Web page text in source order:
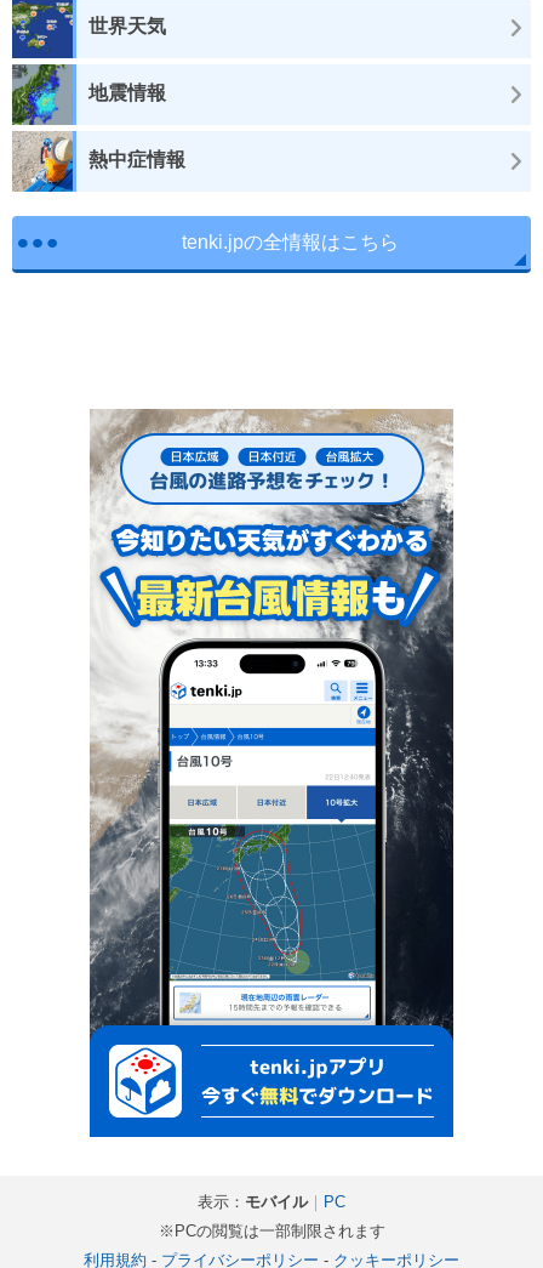
世界天気
地震情報
熱中症情報
tenki.jpの全情報はこちら
表示： モバイル｜
PC
※PCの閲覧は一部制限されます
利用規約 - プライバシーポリシー - クッキーポリシー